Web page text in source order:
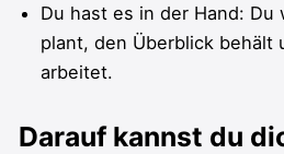
Du hast es in der Hand: Du
plant, den Überblick behält
arbeitet.
Darauf kannst du